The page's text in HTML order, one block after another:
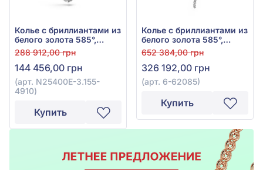
Колье с бриллиантами из
белого золота 585°,
бриллиант 1,52ct, арт.
N25400E-3.155-4910
288 912,00 грн
144 456,00 грн
(арт. N25400E-3.155-
4910)
Купить
Колье с бриллиантами из
белого золота 585°,
бриллиант 2,48ct, арт. 6-
62085
652 384,00 грн
326 192,00 грн
(арт. 6-62085)
Купить